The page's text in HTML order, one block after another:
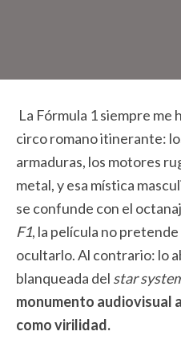
La Fórmula 1 siempre me
circo romano itinerante:
armaduras, los motores
metal, y esa mística
se confunde con el
F1, la película no
ocultarlo. Al contrario: lo
blanqueada del star
monumento audiovisual
como virilidad.